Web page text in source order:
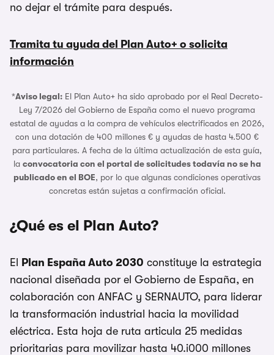
no dejar el trámite para después.
Tramita tu ayuda del Plan Auto+ o solicita
información
*Aviso legal:El Plan Auto+ ha sido aprobado por el Real Decreto-
Ley 7/2026 del Gobierno de España como el nuevo programa
estatal de ayudas a la compra de vehículos electrificados en 2026,
con una dotación de 400 millones € y ayudas de hasta 4.500 €
para particulares. A fecha de la última actualización de esta guía,
la convocatoria con el portal de solicitudes todavía no se ha
publicado en el BOE, por lo que algunas condiciones operativas
concretas están sujetas a confirmación oficial.
¿Qué es el Plan Auto?
El Plan España Auto 2030 constituye la estrategia
nacional diseñada por el Gobierno de España, en
colaboración con ANFAC y SERNAUTO, para liderar
la transformación industrial hacia la movilidad
eléctrica. Esta hoja de ruta articula 25 medidas
prioritarias para movilizar hasta 40.i000 millones